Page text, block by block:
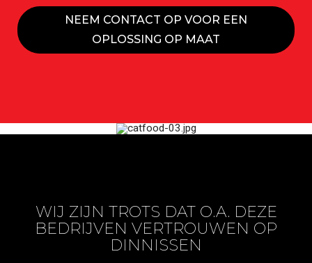
NEEM CONTACT OP VOOR EEN
OPLOSSING OP MAAT
WIJ ZIJN TROTS DAT O.A. DEZE
BEDRIJVEN VERTROUWEN OP
DINNISSEN